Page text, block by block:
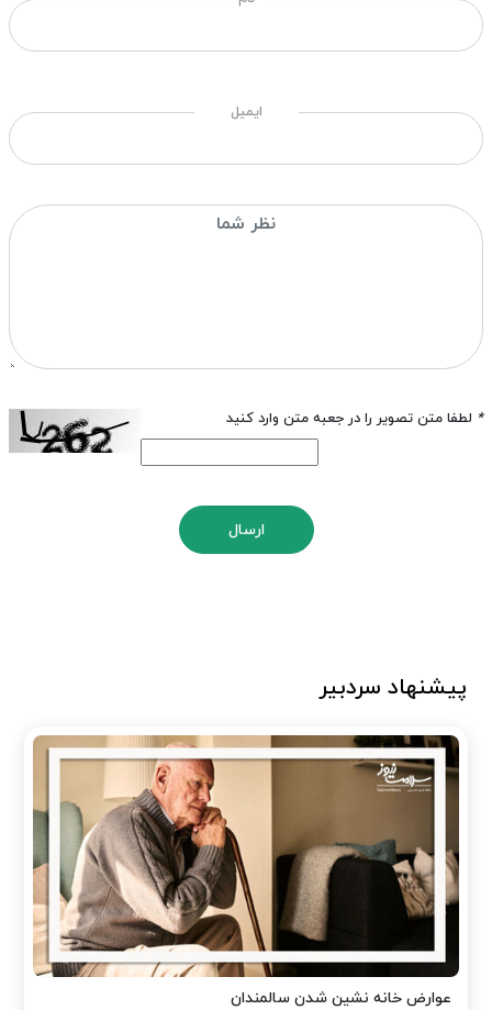
ایمیل
* لطفا متن تصویر را در جعبه متن وارد کنید
ارسال
پیشنهاد سردبیر
عوارض خانه نشین شدن سالمندان